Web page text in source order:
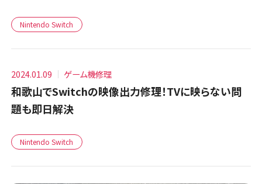
Nintendo Switch
2024.01.09 ゲーム機修理
和歌山でSwitchの映像出力修理！TVに映らない問
題も即日解決
Nintendo Switch